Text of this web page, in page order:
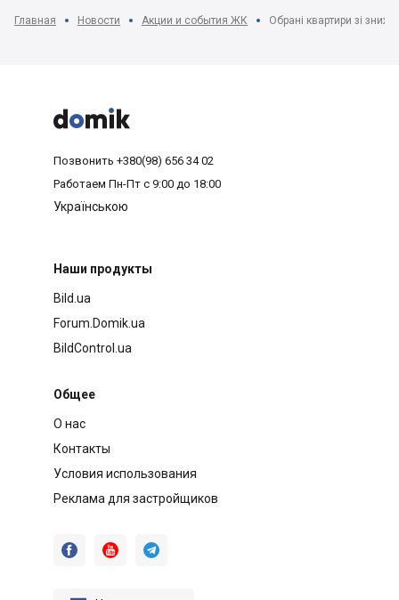
Главная Новости Акции и события ЖК Обрані квартири зі



Позвонить +380(98) 656 34 02
Работаем Пн-Пт с 9:00 до 18:00
Українською
Наши продукты
Bild.ua
Forum.Domik.ua
BildControl.ua
Общее
О нас
Контакты
Условия использования
Реклама для застройщиков
  